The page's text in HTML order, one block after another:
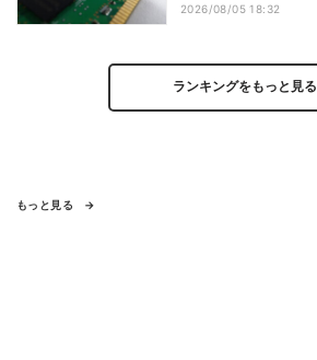
2026/08/05 18:32
ランキングをもっと見る
もっと見る